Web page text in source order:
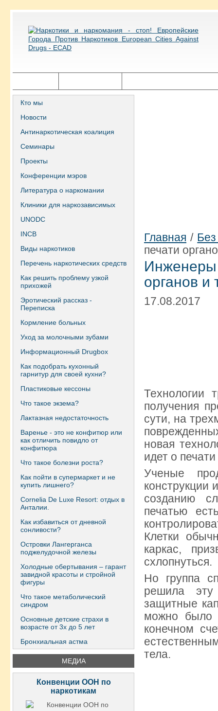
Кто мы
Новости
Антинаркотическая коалиция
Семинары
Проекты
Конференции мэров
Литература о наркомании
Клиники для наркозависимых
UNODC
INCB
Виды наркотиков
Перечень наркотических средств
Как решить проблему узкой
прихожей
Эротический рассказ -
Переписка
Кормление больных
Уход за молочными зубами
Информационный Drugbox
Как подобрать кухонный
гарнитур для своей кухни?
Пластиковые кессоны
Что такое экзема?
Лактазная недостаточность
Варенье - это не конфитюр или
как отличить повидло от
конфитюра
Что такое болезни роста?
Как пойти в супермаркет и не
купить лишнего?
Сornelia De Luxe Resort: отдых в
Анталии.
Как избавиться от дневной
сонливости?
Островки Лангерганса
поджелудочной железы
Холодные обертывания – гарант
завидной красоты и стройной
фигуры
Что такое метаболический
синдром
Основные детские страхи в
возрасте от 3х до 5 лет
Бронхиальная астма
МЕДИА
Конвенции ООН по
наркотикам
Главная /
печати
органов и
17.08.2017
Технологии
получения
сути, на
новая
идет о
Ученые
конструкции
созданию
печатью
Клетки
каркас,
схлопнуться.
Но группа
решила
защитные
можно было
конечном
тела.